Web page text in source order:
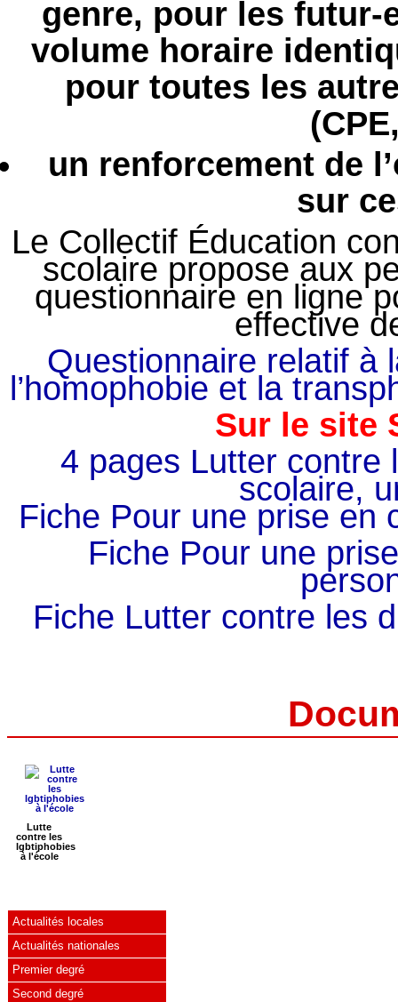
genre, pour les futur-
volume horaire
pour toutes les
un renforcement de
sur
Le Collectif Éducation
scolaire propose aux
questionnaire en ligne
effective
Questionnaire relatif à
l’homophobie et la
Sur le site
4 pages Lutter contre
scolaire,
Fiche Pour une prise en
Fiche Pour une
Fiche Lutter contre les
Lutte
contre les
lgbtiphobies
à l'école
Actualités locales
Actualités nationales
Premier degré
Second degré